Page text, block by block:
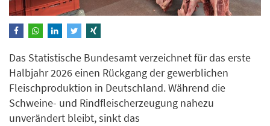
Das Statistische Bundesamt verzeichnet für das erste
Halbjahr 2026 einen Rückgang der gewerblichen
Fleischproduktion in Deutschland. Während die
Schweine- und Rindfleischerzeugung nahezu
unverändert bleibt, sinkt das